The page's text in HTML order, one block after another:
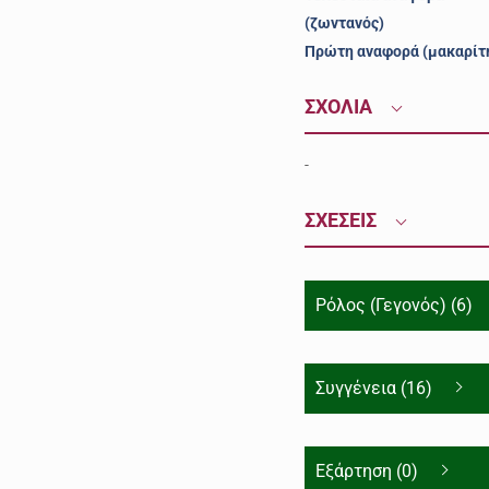
(ζωντανός)
Πρώτη αναφορά
ΣΧΟΛΙΑ
-
ΣΧΕΣΕΙΣ
Ρόλος (Γεγονός) (6)
Συγγένεια (16)
Εξάρτηση (0)